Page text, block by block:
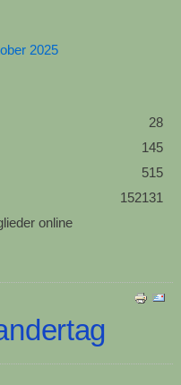
2025
28
145
515
152131
online